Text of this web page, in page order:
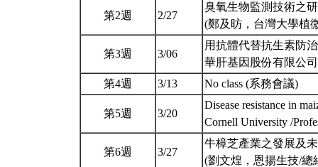
第2週 2/27
臭氧生物監測技術之
(鄭及昉，台灣大學植
第3週 3/06
用抗體代替抗生素防
華肝基因股份有限公
第4週
3/13 No class (系務會議)
第5週 3/20
Disease resistance in
Cornell University /
第6週 3/27
牛樟芝產業之發展及
(劉文煌，恩揚生技/總